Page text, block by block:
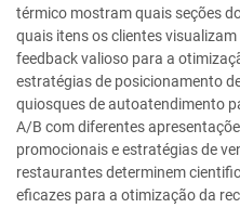
térmico mostram quais seções
quais itens os clientes
feedback valioso para a
estratégias de posicionamento
quiosques de autoatendimento
A/B com diferentes
promocionais e estratégias de
restaurantes determinem
eficazes para a otimização da